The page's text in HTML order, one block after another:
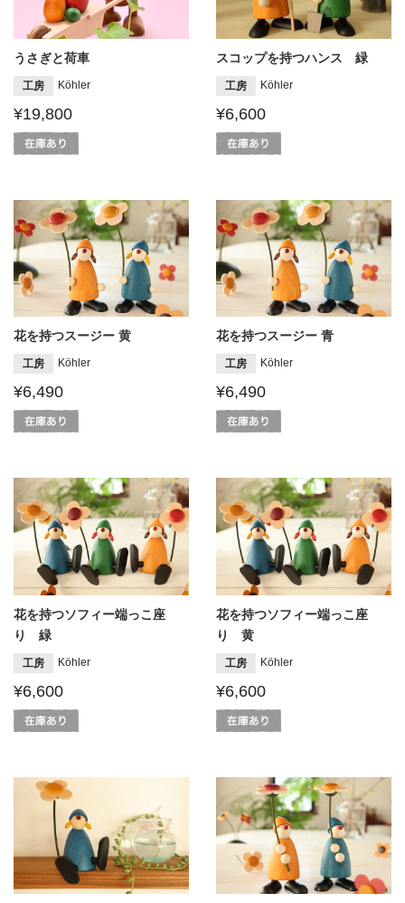
うさぎと荷車
工房 Köhler
¥19,800
スコップを持つハンス 緑
工房 Köhler
¥6,600
花を持つスージー 黄
工房 Köhler
¥6,490
花を持つスージー 青
工房 Köhler
¥6,490
花を持つソフィー端っこ座
り 緑
工房 Köhler
¥6,600
花を持つソフィー端っこ座
り 黄
工房 Köhler
¥6,600